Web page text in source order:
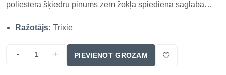
poliestera šķiedru pinums zem žokļa spiediena saglabā
vilkšanas laikā. Konstrukcija paredzēta nešanai, mešanai
Ražotājs: Trixie
- + PIEVIENOT GROZAM